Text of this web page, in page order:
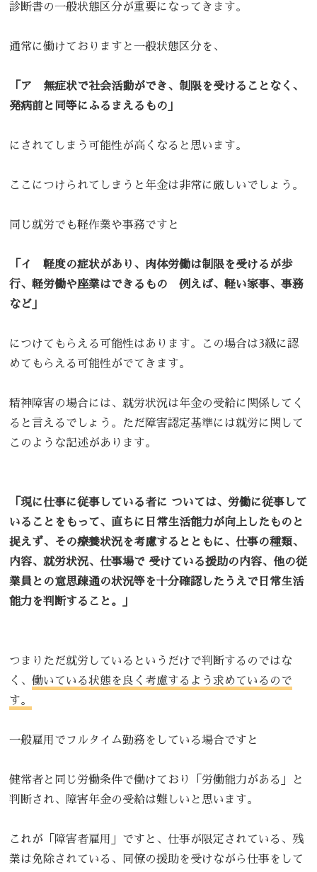
診断書の一般状態区分が重要になってきます。
通常に働けておりますと一般状態区分を、
「ア 無症状で社会活動ができ、制限を受けることなく、
発病前と同等にふるまえるもの」
にされてしまう可能性が高くなると思います。
ここにつけられてしまうと年金は非常に厳しいでしょう。
同じ就労でも軽作業や事務ですと
「イ 軽度の症状があり、肉体労働は制限を受けるが歩
行、軽労働や座業はできるもの 例えば、軽い家事、事務
など」
につけてもらえる可能性はあります。この場合は3級に認
めてもらえる可能性がでてきます。
精神障害の場合には、就労状況は年金の受給に関係してく
ると言えるでしょう。ただ障害認定基準には就労に関して
このような記述があります。
「現に仕事に従事している者に ついては、労働に従事して
いることをもって、直ちに日常生活能力が向上したものと
捉えず、その療養状況を考慮するとともに、仕事の種類、
内容、就労状況、仕事場で 受けている援助の内容、他の従
業員との意思疎通の状況等を十分確認したうえで日常生活
能力を判断すること。」
つまりただ就労しているというだけで判断するのではな
く、働いている状態を良く考慮するよう求めているので
す。
一般雇用でフルタイム勤務をしている場合ですと
健常者と同じ労働条件で働けており「労働能力がある」と
判断され、障害年金の受給は難しいと思います。
これが「障害者雇用」ですと、仕事が限定されている、残
業は免除されている、同僚の援助を受けながら仕事をして